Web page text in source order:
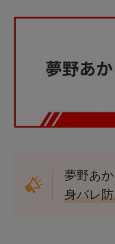
夢野あ
身バレ